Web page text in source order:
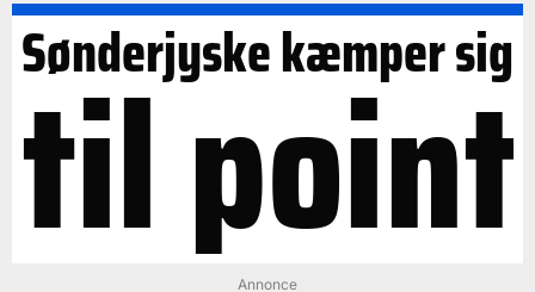
Sønderjyske kæmper sig
til point
Annonce